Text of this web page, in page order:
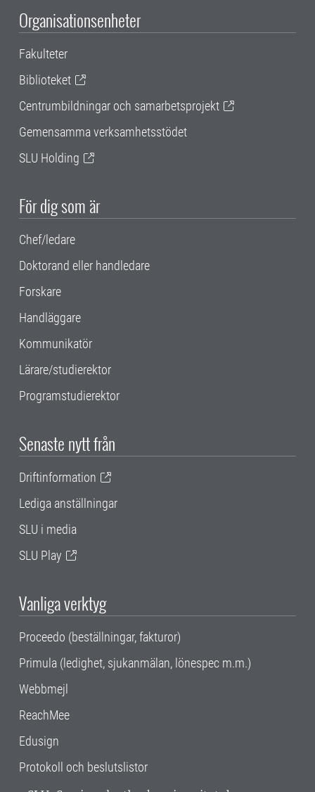
Organisationsenheter
Fakulteter
Biblioteket
Centrumbildningar och samarbetsprojekt
Gemensamma verksamhetsstödet
SLU Holding
För dig som är
Chef/ledare
Doktorand eller handledare
Forskare
Handläggare
Kommunikatör
Lärare/studierektor
Programstudierektor
Senaste nytt från
Driftinformation
Lediga anställningar
SLU i media
SLU Play
Vanliga verktyg
Proceedo (beställningar, fakturor)
Primula (ledighet, sjukanmälan, lönespec m.m.)
Webbmejl
ReachMee
Edusign
Protokoll och beslutslistor